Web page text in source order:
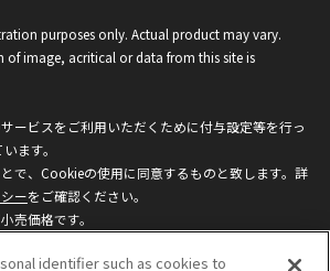
purposes only. Actual product may vary.
of image, acritical or data from this site is
ービスをご利用いただくために付与設定等を行っ
ます。
で、Cookieの使用に同意するものと致します。詳
ーをご確認ください。
売価格です。
い。identifier such as cookies to